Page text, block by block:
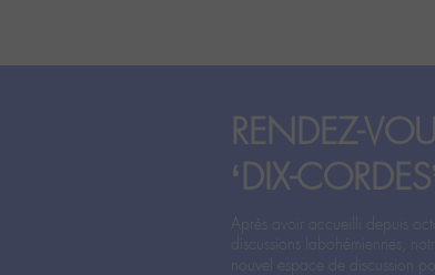
RENDEZ-
‘DIX-
Après avoir accueilli depuis
discussions labohémiennes,
nouvel espace de discussion